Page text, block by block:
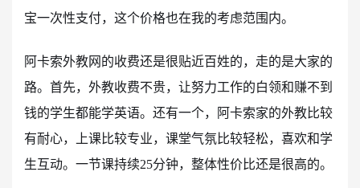
宝一次性支付，这个价格也在我的考虑范围内。
阿卡索外教网的收费还是很贴近百姓的，走的是大家的
路。首先，外教收费不贵，让努力工作的白领和赚不到
钱的学生都能学英语。还有一个，阿卡索家的外教比较
有耐心，上课比较专业，课堂气氛比较轻松，喜欢和学
生互动。一节课持续25分钟，整体性价比还是很高的。